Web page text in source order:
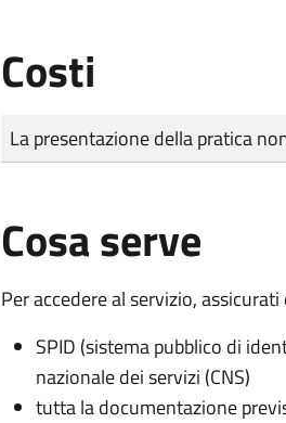
Costi
Tipo di pagamento
Importo
La presentazione della pratica
Cosa serve
Per accedere al servizio, assicurati
SPID (sistema pubblico di
nazionale dei servizi (CNS)
tutta la documentazione